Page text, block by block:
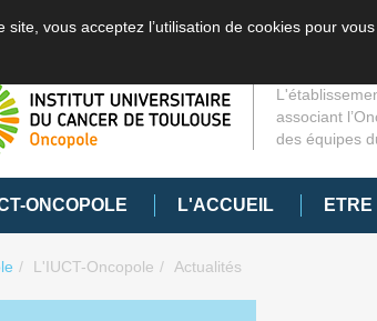
vous acceptez l’utilisation de cookies pour
associant
des équipes
ONCOPOLE L'ACCUEIL ETRE
L'IUCT-Oncopole Actualités